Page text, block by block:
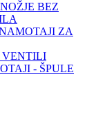
BEZ
ZA
VENTILI
- ŠPULE